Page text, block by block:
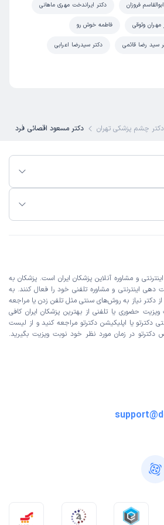
ابوالقاسم فروزان دکتر ایراندخت مهری ماهانی
مهران وثوقی فاطمه خوش رو
سید رضا قائمی دکتر سیدرضا اعرابی
دکتر چشم پزشکی تهران دکتر مسعود اقصائی فرد
و مشاوره آنلاین پزشکان ایران است. پزشکان به
دهی اینترنتی و مشاوره تلفنی خود را فعال کنند. به
از دکتر نیاز به روش‌های سنتی مثل تلفن زدن یا مراجعه
حضوری یا تلفنی از بهترین پزشکان ایران کافی
دکترتو یا اپلیکیشن دکترتو مراجعه کنید و از لیست
دکترتو در زمان مورد نظر خود نوبت ویزیت بگیرید.